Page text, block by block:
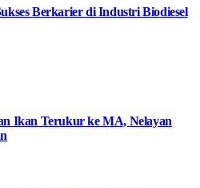
Berkarier di Industri Biodiesel
Ikan Terukur ke MA, Nelayan